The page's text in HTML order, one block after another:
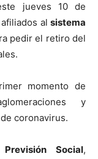
jueves 10 de
al sistema
pedir el retiro del
momento de
y
coronavirus.
Previsión Social,